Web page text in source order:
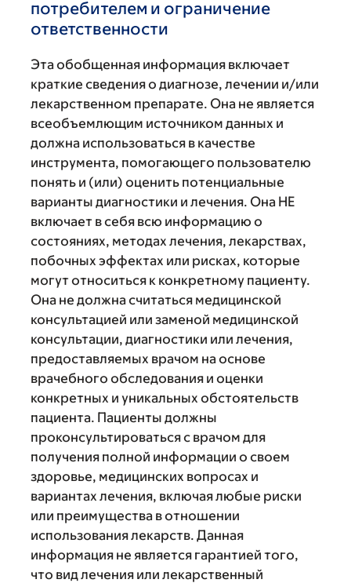
потребителем и ограничение
ответственности
Эта обобщенная информация включает
краткие сведения о диагнозе, лечении и/или
лекарственном препарате. Она не является
всеобъемлющим источником данных и
должна использоваться в качестве
инструмента, помогающего пользователю
понять и (или) оценить потенциальные
варианты диагностики и лечения. Она НЕ
включает в себя всю информацию о
состояниях, методах лечения, лекарствах,
побочных эффектах или рисках, которые
могут относиться к конкретному пациенту.
Она не должна считаться медицинской
консультацией или заменой медицинской
консультации, диагностики или лечения,
предоставляемых врачом на основе
врачебного обследования и оценки
конкретных и уникальных обстоятельств
пациента. Пациенты должны
проконсультироваться с врачом для
получения полной информации о своем
здоровье, медицинских вопросах и
вариантах лечения, включая любые риски
или преимущества в отношении
использования лекарств. Данная
информация не является гарантией того,
что вид лечения или лекарственный